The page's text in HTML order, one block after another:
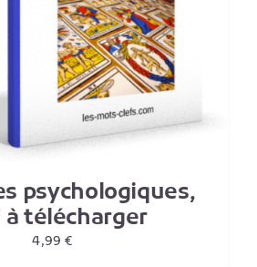
psychologiques,
à télécharger
4,99€